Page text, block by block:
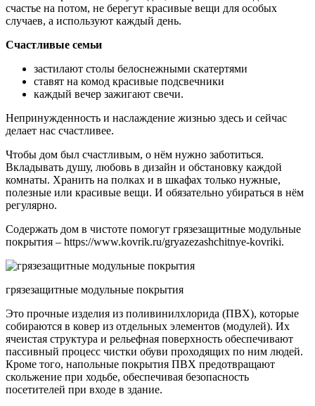
счастье на потом, не берегут красивые вещи для особых
случаев, а используют каждый день.
Счастливые семьи
застилают столы белоснежными скатертями
ставят на комод красивые подсвечники
каждый вечер зажигают свечи.
Непринужденность и наслаждение жизнью здесь и сейчас
делает нас счастливее.
Чтобы дом был счастливым, о нём нужно заботиться.
Вкладывать душу, любовь в дизайн и обстановку каждой
комнаты. Хранить на полках и в шкафах только нужные,
полезные или красивые вещи. И обязательно убираться в нём
регулярно.
Содержать дом в чистоте помогут грязезащитные модульные
покрытия – https://www.kovrik.ru/gryazezashchitnye-kovriki.
грязезащитные модульные покрытия
Это прочные изделия из поливинилхлорида (ПВХ), которые
собираются в ковер из отдельных элементов (модулей). Их
ячеистая структура и рельефная поверхность обеспечивают
пассивный процесс чистки обуви проходящих по ним людей.
Кроме того, напольные покрытия ПВХ предотвращают
скольжение при ходьбе, обеспечивая безопасность
посетителей при входе в здание.